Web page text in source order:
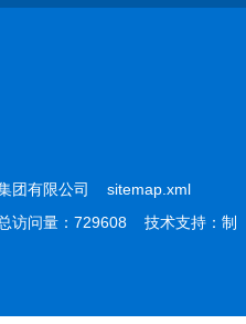
团有限公司 sitemap.xml
访问量：729608 技术支持： 制